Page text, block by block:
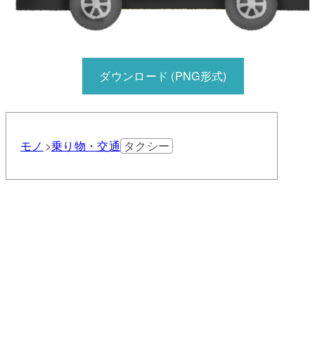
ダウンロード (PNG形式)
モノ 乗り物・交通 タクシー